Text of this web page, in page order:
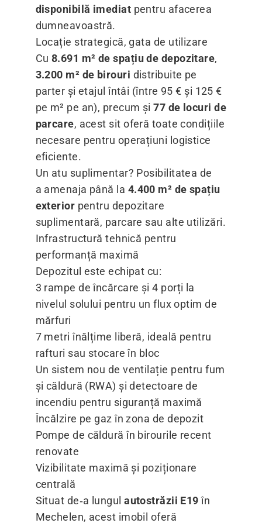
disponibilă imediat pentru afacerea
dumneavoastră.
Locație strategică, gata de utilizare
Cu 8.691 m² de spațiu de depozitare,
3.200 m² de birouri distribuite pe
parter și etajul întâi (între 95 € și 125 €
pe m² pe an), precum și77 de locuri de
parcare, acest sit oferă toate condițiile
necesare pentru operațiuni logistice
eficiente.
Un atu suplimentar? Posibilitatea de
a amenaja până la 4.400 m² de spațiu
exterior pentru depozitare
suplimentară, parcare sau alte utilizări.
Infrastructură tehnică pentru
performanță maximă
Depozitul este echipat cu:
3 rampe de încărcare și 4 porți la
nivelul solului pentru un flux optim de
mărfuri
7 metri înălțime liberă, ideală pentru
rafturi sau stocare în bloc
Un sistem nou de ventilație pentru fum
și căldură (RWA) și detectoare de
incendiu pentru siguranță maximă
Încălzire pe gaz în zona de depozit
Pompe de căldură în birourile recent
renovate
Vizibilitate maximă și poziționare
centrală
Situat de‑a lungulautostrăzii E19în
Mechelen, acest imobil oferă